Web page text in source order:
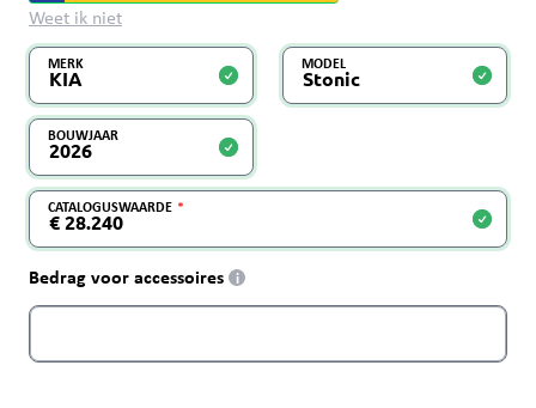
Weet ik niet
MERK MODEL
BOUWJAAR
CATALOGUSWAARDE
Bedrag voor accessoires i